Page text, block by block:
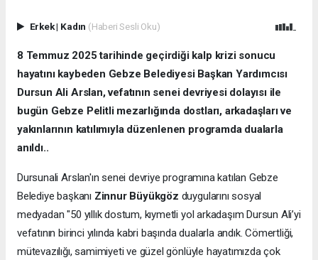
Erkek| Kadın (Haberi Sesli Oku)
8 Temmuz 2025 tarihinde geçirdiği kalp krizi sonucu
hayatını kaybeden Gebze Belediyesi Başkan Yardımcısı
Dursun Ali Arslan, vefatının senei devriyesi dolayısı ile
bugün Gebze Pelitli mezarlığında dostları, arkadaşları ve
yakınlarının katılımıyla düzenlenen programda dualarla
anıldı..
Dursunali Arslan'ın senei devriye programına katılan Gebze
Belediye başkanı Zinnur Büyükgöz duygularını sosyal
medyadan "50 yıllık dostum, kıymetli yol arkadaşım Dursun Ali’yi
vefatının birinci yılında kabri başında dualarla andık. Cömertliği,
mütevazılığı, samimiyeti ve güzel gönlüyle hayatımızda çok